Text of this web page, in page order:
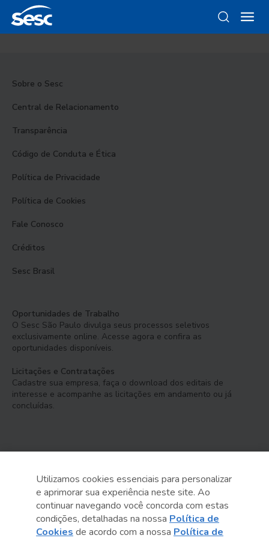
Sobre o Sesc
Central de Relacionamento
Transparência
Código de Conduta e Ética
Política de Privacidade
Política de Cookies
Fale Conosco
Créditos
Sesc Brasil
Oportunidades de Trabalho
O Sesc São Paulo divulga seus processos seletivos
exclusivamente online. Acesse agora e confira as
oportunidades disponíveis.
Licitações e Contratações
Cadastre sua empresa, faça o download dos editais de
interesse e acompanhe as licitações em andamento ou já
concluídas.
Serviço Social do Comércio
Administração Regional no Estado de São Paulo
Utilizamos cookies essenciais para personalizar
e aprimorar sua experiência neste site. Ao
continuar navegando você concorda com estas
condições, detalhadas na nossa Política de
Cookies de acordo com a nossa Política de